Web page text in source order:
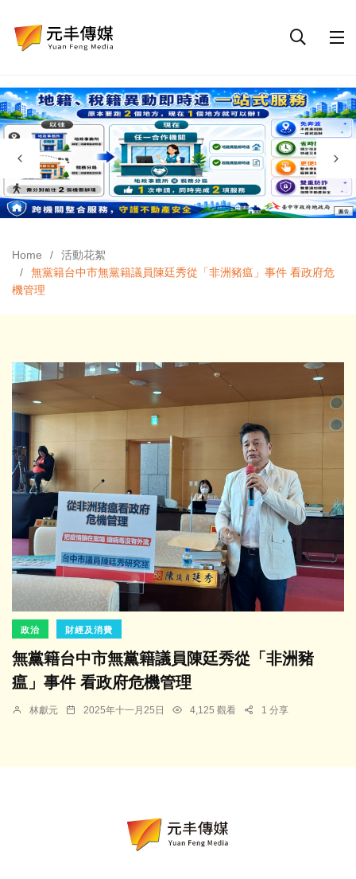
Home
活動花絮
無黨籍台中市無黨籍議員陳廷秀從「非洲豬瘟」事件 看政府危
機管理
政治 財經及消費
無黨籍台中市無黨籍議員陳廷秀從「非洲豬
瘟」事件 看政府危機管理
林獻元 2025年十一月25日 4,125 觀看 1 分享